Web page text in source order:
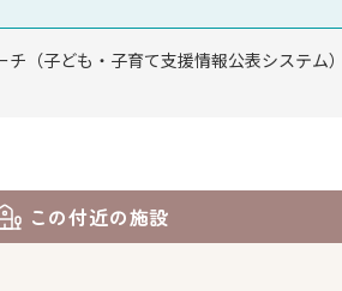
（子ども・子育て支援情報公表システム
この付近の施設